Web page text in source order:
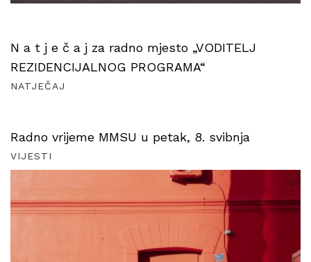
N a t j e č a j za radno mjesto „VODITELJ
REZIDENCIJALNOG PROGRAMA“
NATJEČAJ
Radno vrijeme MMSU u petak, 8. svibnja
VIJESTI